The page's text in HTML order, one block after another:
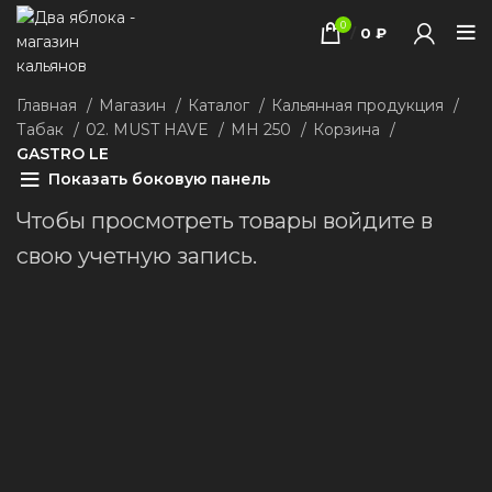
0 / 0 ₽
Главная Магазин Каталог
Кальянная продукция
Табак
02. MUST HAVE MH 250
Корзина
GASTRO LE
Показать боковую панель
Чтобы просмотреть товары войдите в
свою учетную запись.